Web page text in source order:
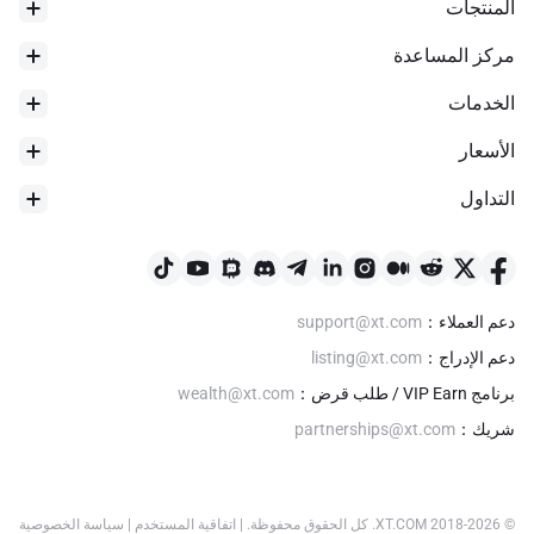
Our mobile and web app, decentralized marketplace, phase two
will be the development of a Metaverse Clinic that will offer a
range of professional services focused on mental health and
well-being, delivered by trained professionals where clients upon
while being treated, because of the stigma attached to mental
products and services around the globe via our Decentralized
distribution of the medication to friends and family in
pharmerging countries.
المنتجات
مركز المساعدة
الخدمات
الأسعار
التداول
دعم العملاء ：
support@xt.com
دعم الإدراج ：
listing@xt.com
برنامج VIP Earn / طلب قرض
：
wealth@xt.com
شريك ：
partnerships@xt.com
© 2018-
2026
XT.COM
. كل الحقوق محفوظة. اتفاقية المستخدم سياسة الخصوصية